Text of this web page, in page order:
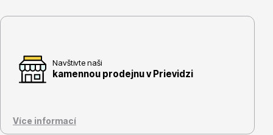
KvětináčeNavštivte naši
kamennou prodejnu v Prievidzi
Více informací